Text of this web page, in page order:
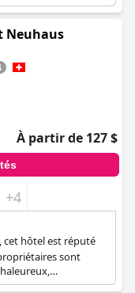
Neuhaus
À partir de 127 $
+4
cet hôtel est réputé
sont